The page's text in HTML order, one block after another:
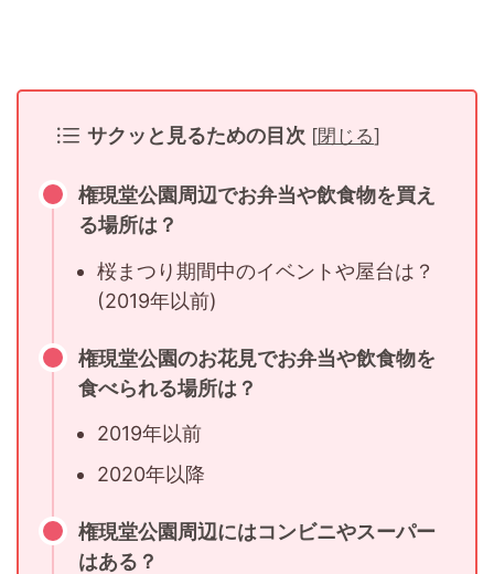
サクッと見るための目次 [閉じる]
権現堂公園周辺でお弁当や飲食物を買え
る場所は？
桜まつり期間中のイベントや屋台は？
(2019年以前)
権現堂公園のお花見でお弁当や飲食物を
食べられる場所は？
2019年以前
2020年以降
権現堂公園周辺にはコンビニやスーパー
はある？